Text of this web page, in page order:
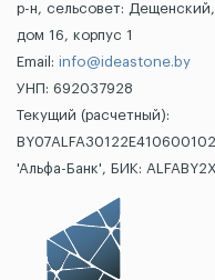
р-н, сельсовет:
дом 16, корпус 1
Email: info@ideastone.by
УНП: 692037928
Текущий (расчетный):
'Альфа-Банк', БИК: ALFABY2X